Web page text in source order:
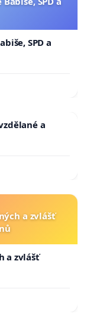
SPD a
a
a zvlášť
a zvlášť